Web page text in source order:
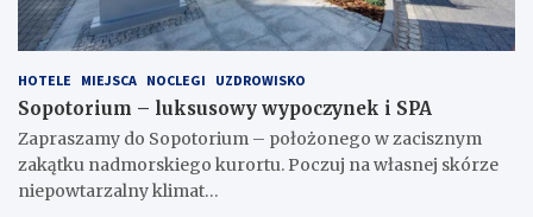
HOTELE MIEJSCA NOCLEGI UZDROWISKO
Sopotorium – luksusowy wypoczynek i SPA
Zapraszamy do Sopotorium – położonego w zacisznym
zakątku nadmorskiego kurortu. Poczuj na własnej skórze
niepowtarzalny klimat…